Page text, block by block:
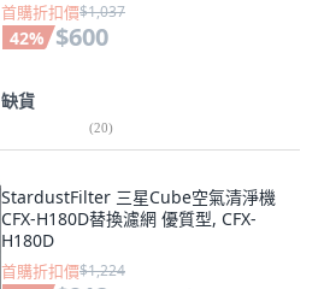
首購折扣價$1,037
42% $600
缺貨
(20)
StardustFilter 三星Cube空氣清淨機
CFX-H180D替換濾網 優質型, CFX-
H180D
首購折扣價$1,224